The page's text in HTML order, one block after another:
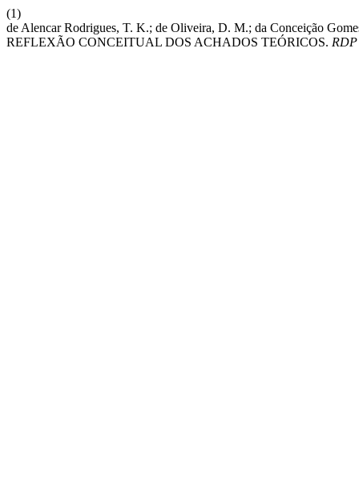
(1)
de Alencar Rodrigues, T. K.; de Oliveira, D. M.; da Conceição
REFLEXÃO CONCEITUAL DOS ACHADOS TEÓRICOS. RDP